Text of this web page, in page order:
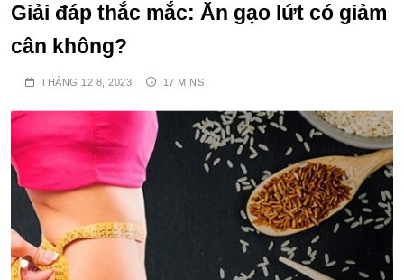
Giải đáp thắc mắc: Ăn gạo lứt có giảm
cân không?
THÁNG 12 8, 2023 17 MINS